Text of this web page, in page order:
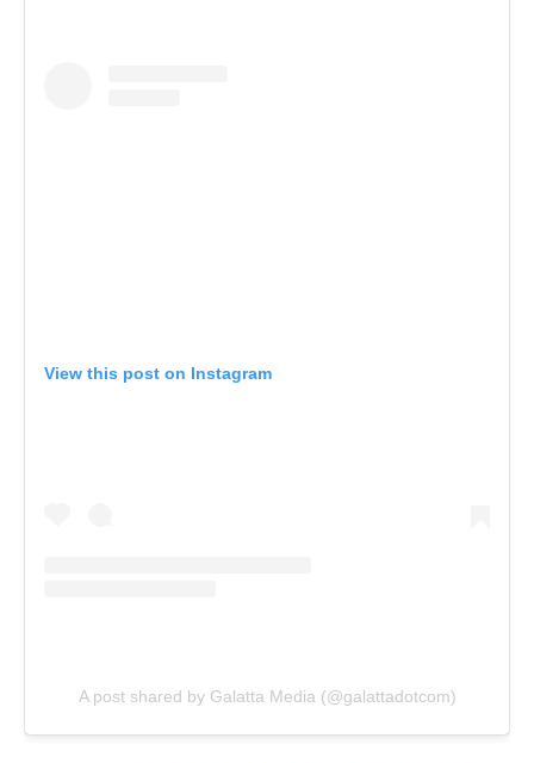
View this post on Instagram
A post shared by Galatta Media (@galattadotcom)